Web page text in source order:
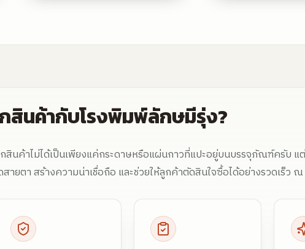
สินค้ากับโรงพิมพ์ลักษมีรุ่ง?
นค้าไม่ได้เป็นเพียงแค่กระดาษหรือแผ่นกาวที่แปะอยู่บนบรรจุภัณฑ์ครับ
ยตา สร้างความน่าเชื่อถือ และช่วยให้ลูกค้าตัดสินใจซื้อได้อย่างรวดเร็ว ณ